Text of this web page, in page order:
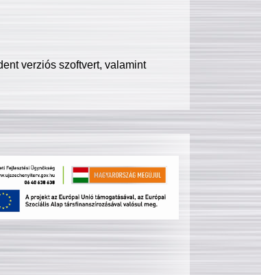
verziós szoftvert, valamint